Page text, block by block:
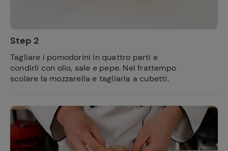
Step 2
Tagliare i pomodorini in quattro parti e
condirli con olio, sale e pepe. Nel frattempo
scolare la mozzarella e tagliarla a cubetti.